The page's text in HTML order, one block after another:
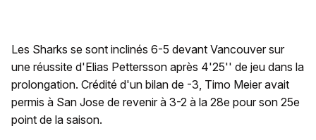
Les Sharks se sont inclinés 6-5 devant Vancouver sur
une réussite d'Elias Pettersson après 4'25'' de jeu dans la
prolongation. Crédité d'un bilan de -3, Timo Meier avait
permis à San Jose de revenir à 3-2 à la 28e pour son 25e
point de la saison.